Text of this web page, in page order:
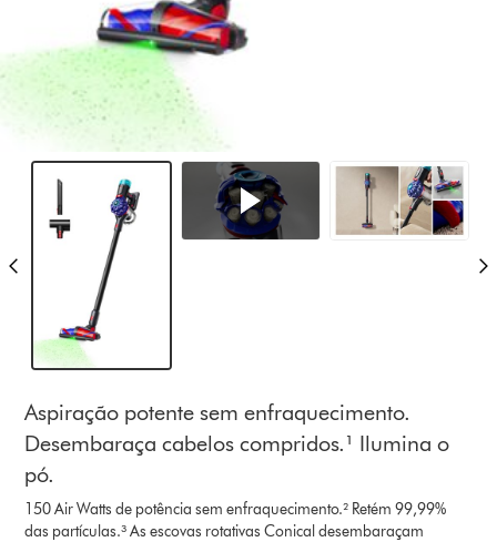
Aspiração potente sem enfraquecimento.
Desembaraça cabelos compridos.¹ Ilumina o
pó.
150 Air Watts de potência sem enfraquecimento.² Retém 99,99%
das partículas.³ As escovas rotativas Conical desembaraçam